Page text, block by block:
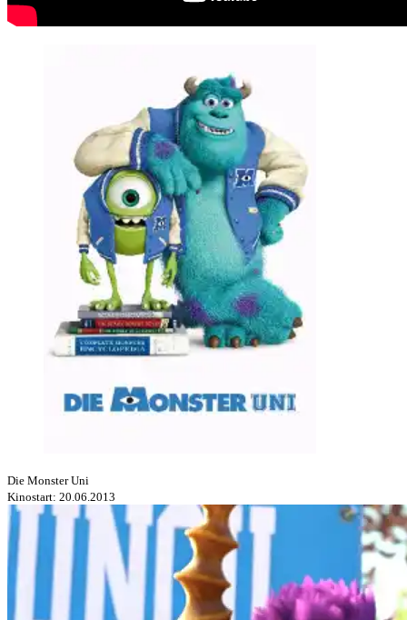
Die Monster Uni
Kinostart: 20.06.2013